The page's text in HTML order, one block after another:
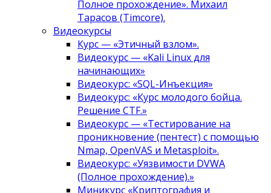
Полное прохождение». Михаил
Тарасов (Timcore).
Видеокурсы
Курс — «Этичный взлом».
Видеокурс — «Kali Linux для
начинающих»
Видеокурс: «SQL-Инъекция»
Видеокурс: «Курс молодого бойца.
Решение CTF.»
Видеокурс — «Тестирование на
проникновение (пентест) с помощью
Nmap, OpenVAS и Metasploit».
Видеокурс: «Уязвимости DVWA
(Полное прохождение).»
Миникурс «Криптография и